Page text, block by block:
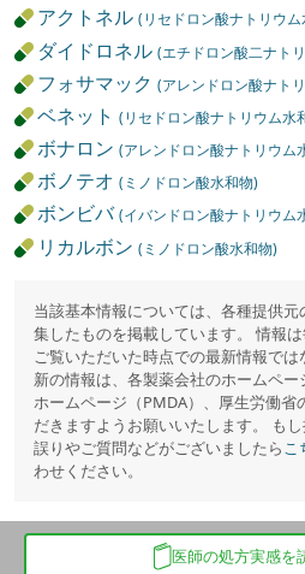
アクトネル(リセドロン酸ナトリウ
ダイドロネル(エチドロン酸二ナト
フォサマック(アレンドロン酸ナト
ベネット(リセドロン酸ナトリウム水
ボナロン(アレンドロン酸ナトリウム
ボノテオ(ミノドロン酸水和物)
ボンビバ(イバンドロン酸ナトリウム
リカルボン(ミノドロン酸水和物)
当該基本情報については、各種提供
集したものを掲載しています。 情報は
ご覧いただいた時点での最新情報で
新の情報は、各製薬会社のホームペ
ホームページ（PMDA）、厚生労働省
だきますようお願いいたします。 も
誤りやご質問などがございましたらこ
わせください。
医師の処方実感を